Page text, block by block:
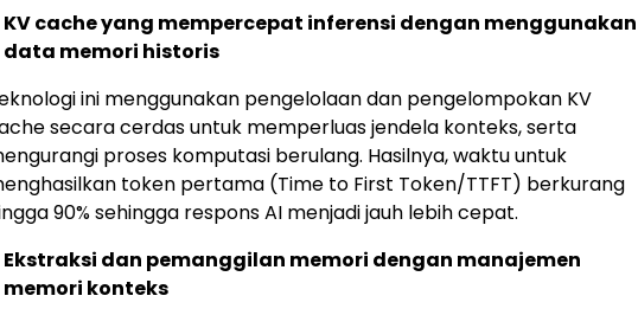
KV cacheyang mempercepat inferensi dengan menggunakan
data memori historis
ini menggunakan pengelolaan dan pengelompokan KV
secara cerdas untuk memperluas jendela konteks, serta
proses komputasi berulang. Hasilnya, waktu untuk
token pertama (Time to First Token/TTFT) berkurang
90% sehingga respons AI menjadi jauh lebih cepat.
Ekstraksi dan pemanggilan memori dengan manajemen
memori konteks